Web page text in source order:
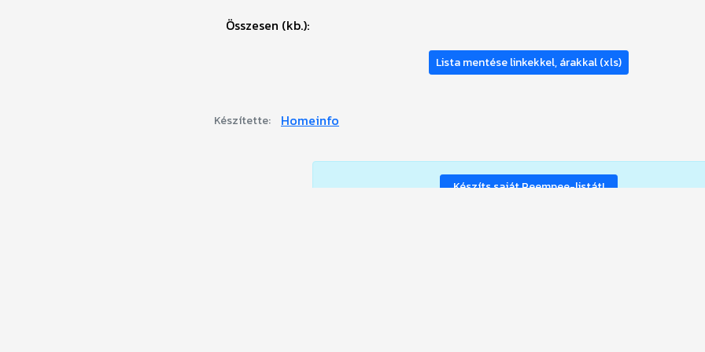
Összesen (kb.):
Lista mentése linkekkel, árakkal (xls)
Készítette: Homeinfo
Készíts saját Peempee-listát!